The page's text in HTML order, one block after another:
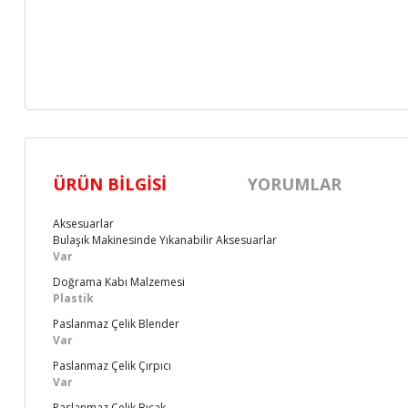
ÜRÜN BILGISI YORUMLAR
Aksesuarlar
Bulaşık Makinesinde Yıkanabilir Aksesuarlar
Var
Doğrama Kabı Malzemesi
Plastik
Paslanmaz Çelik Blender
Var
Paslanmaz Çelik Çırpıcı
Var